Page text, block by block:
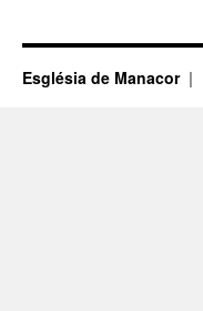
Església de Manacor